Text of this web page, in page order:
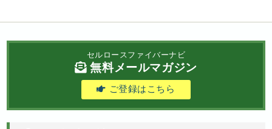
セルロースファイバーナビ
無料メールマガジン
ご登録はこちら